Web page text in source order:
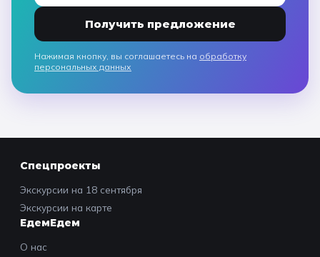
Получить предложение
Нажимая кнопку, вы соглашаетесь на обработку
персональных данных
Спецпроекты
Экскурсии на 18 сентября
Экскурсии на карте
ЕдемЕдем
О нас